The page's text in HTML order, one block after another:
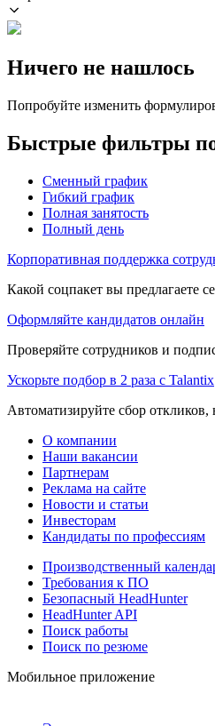
Ничего не нашлось
Попробуйте изменить
Быстрые фильтры
Сменный график
Гибкий график
Полная занятость
Полный день
Корпоративная поддержка
Какой соцпакет вы предлагаете
Оформляйте кандидатов онлайн
Проверяйте сотрудников и
Ускорьте подбор в 2 раза с Talantix
Автоматизируйте сбор откликов,
О компании
Наши вакансии
Партнерам
Реклама на сайте
Новости и статьи
Инвесторам
Кандидаты по профессиям
Производственный
Требования к ПО
Безопасный HeadHunter
HeadHunter API
Поиск работы
Поиск по резюме
Мобильное приложение